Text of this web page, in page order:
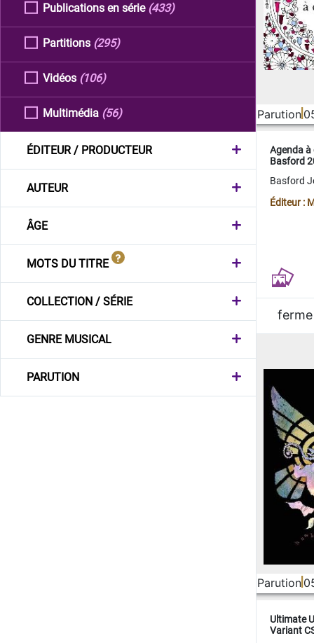
Publications en série (433)
Partitions (295)
Vidéos (106)
Multimédia (56)
ÉDITEUR / PRODUCTEUR
AUTEUR
ÂGE
MOTS DU TITRE
COLLECTION / SÉRIE
GENRE MUSICAL
PARUTION
Parution
Agenda
Basford
Basford
Éditeur :
ferme
Parution
Ultimate
Variant